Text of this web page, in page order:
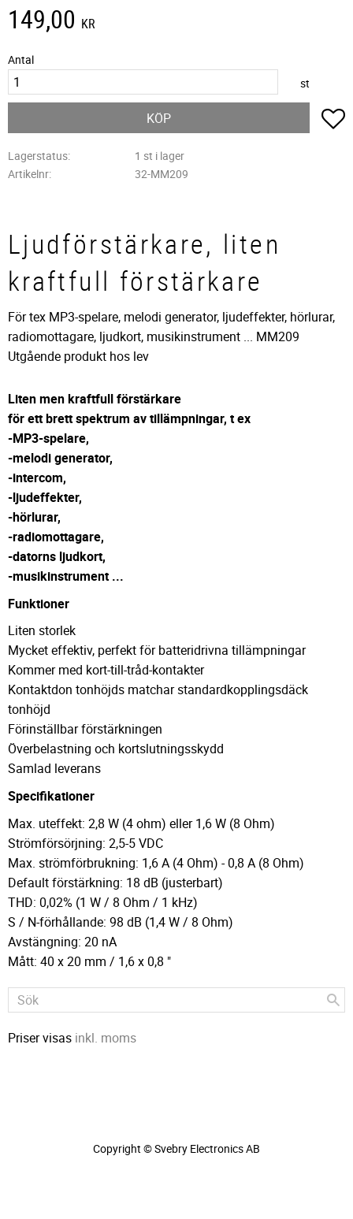
149,00 KR
Antal
st
KÖP
Lagerstatus
1 st i lager
Artikelnr
32-MM209
Ljudförstärkare, liten
kraftfull förstärkare
För tex MP3-spelare, melodi generator, ljudeffekter, hörlurar,
radiomottagare, ljudkort, musikinstrument ... MM209
Utgående produkt hos lev
Liten men kraftfull förstärkare
för ett brett spektrum av tillämpningar, t ex
-MP3-spelare,
-melodi generator,
-intercom,
-ljudeffekter,
-hörlurar,
-radiomottagare,
-datorns ljudkort,
-musikinstrument ...
Funktioner
Liten storlek
Mycket effektiv, perfekt för batteridrivna tillämpningar
Kommer med kort-till-tråd-kontakter
Kontaktdon tonhöjds matchar standardkopplingsdäck
tonhöjd
Förinställbar förstärkningen
Överbelastning och kortslutningsskydd
Samlad leverans
Specifikationer
Max. uteffekt: 2,8 W (4 ohm) eller 1,6 W (8 Ohm)
Strömförsörjning: 2,5-5 VDC
Max. strömförbrukning: 1,6 A (4 Ohm) - 0,8 A (8 Ohm)
Default förstärkning: 18 dB (justerbart)
THD: 0,02% (1 W / 8 Ohm / 1 kHz)
S / N-förhållande: 98 dB (1,4 W / 8 Ohm)
Avstängning: 20 nA
Mått: 40 x 20 mm / 1,6 x 0,8 "
Priser visas inkl. moms
Copyright © Svebry Electronics AB